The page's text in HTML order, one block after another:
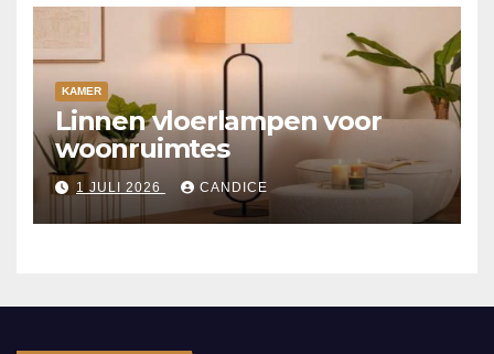
KAMER
Linnen vloerlampen voor
woonruimtes
1 JULI 2026 CANDICE